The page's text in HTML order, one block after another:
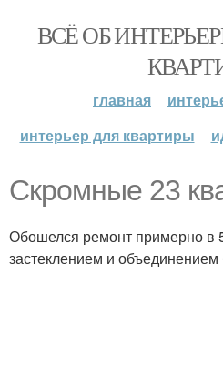
ВСЁ ОБ
главная
интерьер для квартиры
Скромные 23
Обошелся ремонт примерно в
застеклением и объединением